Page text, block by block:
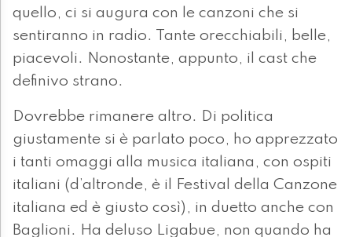
quello, ci si augura con le canzoni che si
sentiranno in radio. Tante orecchiabili, belle,
piacevoli. Nonostante, appunto, il cast che
definivo strano.
Dovrebbe rimanere altro. Di politica
giustamente si è parlato poco, ho apprezzato
i tanti omaggi alla musica italiana, con ospiti
italiani (d’altronde, è il Festival della Canzone
italiana ed è giusto così), in duetto anche con
Baglioni. Ha deluso Ligabue, non quando ha